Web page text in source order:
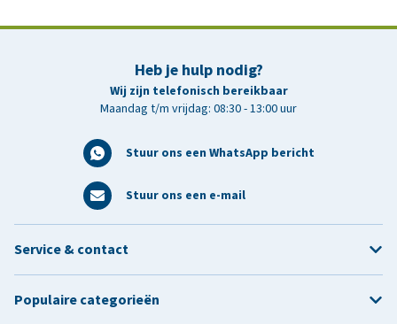
Heb je hulp nodig?
Wij zijn telefonisch bereikbaar
Maandag t/m vrijdag: 08:30 - 13:00 uur
Stuur ons een WhatsApp bericht
Stuur ons een e-mail
Service & contact
Populaire categorieën